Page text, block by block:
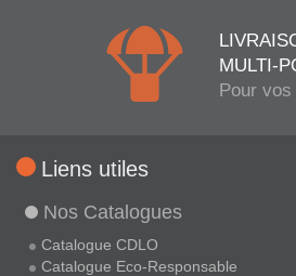
MULTI-
Pour
Liens utiles
Nos Catalogues
Catalogue CDLO
Catalogue Eco-Responsable